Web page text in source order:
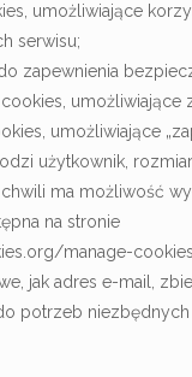
umożliwiające
serwisu;
zapewnienia
umożliwiające
użytkownik,
ma możliwość
na stronie
manage-cookies
jak adres e-mail,
potrzeb niezbędnych